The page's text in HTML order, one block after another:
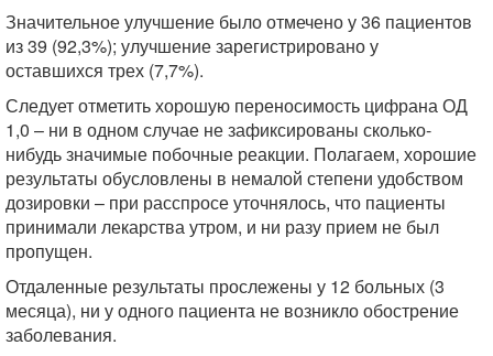
Значительное улучшение было отмечено у 36 пациентов
из 39 (92,3%); улучшение зарегистрировано у
оставшихся трех (7,7%).
Следует отметить хорошую переносимость цифрана ОД
1,0 – ни в одном случае не зафиксированы сколько-
нибудь значимые побочные реакции. Полагаем, хорошие
результаты обусловлены в немалой степени удобством
дозировки – при расспросе уточнялось, что пациенты
принимали лекарства утром, и ни разу прием не был
пропущен.
Отдаленные результаты прослежены у 12 больных (3
месяца), ни у одного пациента не возникло обострение
заболевания.